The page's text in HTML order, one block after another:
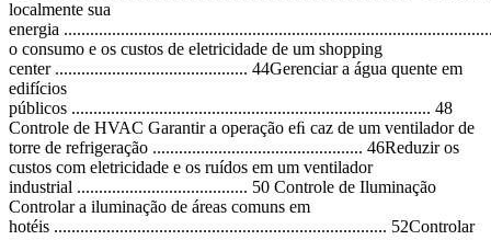
localmente sua
energia
o consumo e os custos de eletricidade de um shopping
center ............................................ 44Gerenciar a água quente em
edifícios
públicos .................................................................................. 48
Controle de HVAC Garantir a operação eﬁ caz de um ventilador de
torre de refrigeração ................................................ 46Reduzir os
custos com eletricidade e os ruídos em um ventilador
industrial ....................................... 50 Controle de Iluminação
Controlar a iluminação de áreas comuns em
hotéis ............................................................................ 52Controlar